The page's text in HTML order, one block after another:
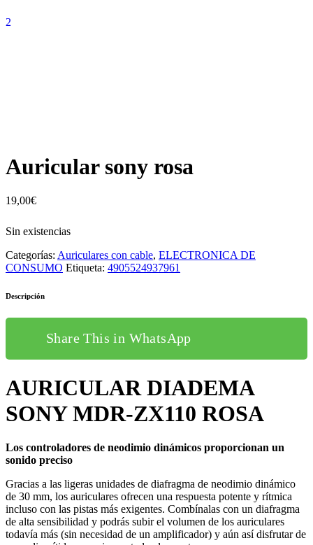
Auricular sony rosa
19,00€
Sin existencias
Categorías: Auriculares con cable, ELECTRONICA DE
CONSUMO Etiqueta: 4905524937961
Descripción
Share This in WhatsApp
AURICULAR DIADEMA
SONY MDR-ZX110 ROSA
Los controladores de neodimio dinámicos proporcionan un
sonido preciso
Gracias a las ligeras unidades de diafragma de neodimio dinámico
de 30 mm, los auriculares ofrecen una respuesta potente y rítmica
incluso con las pistas más exigentes. Combínalas con un diafragma
de alta sensibilidad y podrás subir el volumen de los auriculares
todavía más (sin necesidad de un amplificador) y aún así disfrutar de